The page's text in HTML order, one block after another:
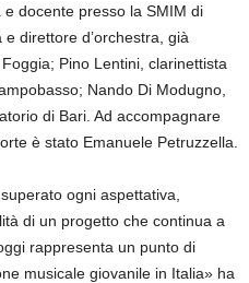
docente presso la SMIM di
direttore d’orchestra, già
Pino Lentini, clarinettista
Nando Di Modugno,
di Bari. Ad accompagnare
è stato Emanuele Petruzzella.
ogni aspettativa,
di un progetto che continua a
rappresenta un punto di
musicale giovanile in Italia» ha